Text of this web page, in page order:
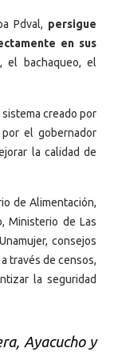
Pdval, persigue
en sus
el bachaqueo, el
creado por
el gobernador
la calidad de
de Alimentación,
Ministerio de Las
consejos
través de censos,
la seguridad
Ayacucho y